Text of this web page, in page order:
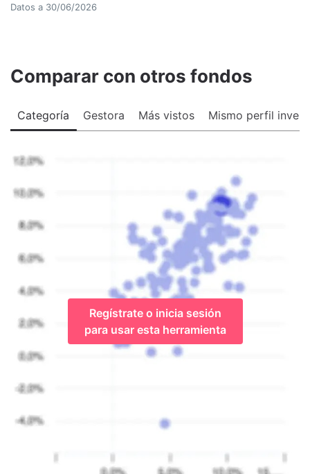
Datos a 30/06/2026
Comparar con otros fondos
Categoría Gestora Más vistos Mismo perfil
Regístrate o inicia sesión
para usar esta herramienta